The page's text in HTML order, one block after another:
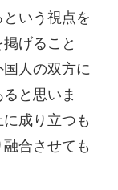
いう視点を
げること
人の双方に
と思いま
成り立つも
合させても